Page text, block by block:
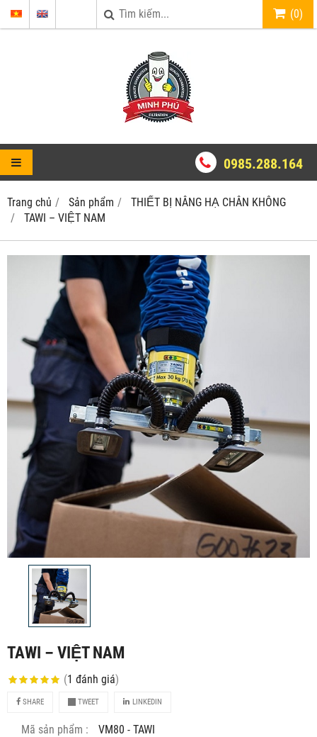
(0)
0985.288.164
Trang chủ Sản phẩm
THIẾT BỊ NÂNG HẠ CHÂN KHÔNG
TAWI – VIỆT NAM
TAWI – VIỆT NAM
(1 đánh giá)
SHARE TWEET LINKEDIN
Mã sản phẩm :
VM80 - TAWI